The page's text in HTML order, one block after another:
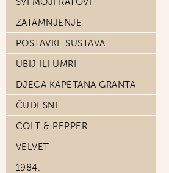
ZATAMNJENJE
POSTAVKE SUSTAVA
UBIJ ILI UMRI
DJECA KAPETANA GRANTA
ČUDESNI
COLT & PEPPER
VELVET
1984.